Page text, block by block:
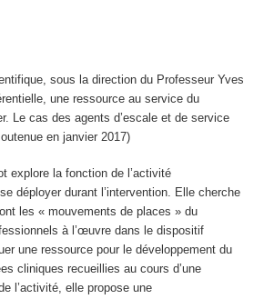
sous la direction du Professeur Yves
une ressource au service du
Le cas des agents d’escale et de service
en janvier 2017)
explore la fonction de l’activité
déployer durant l’intervention. Elle cherche
les « mouvements de places » du
à l’œuvre dans le dispositif
une ressource pour le développement du
cliniques recueillies au cours d’une
l’activité, elle propose une